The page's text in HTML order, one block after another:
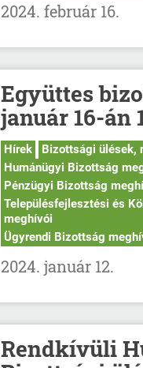
2024. február 16.
Együttes
január 16-án
Hírek
Bizottsági ülések,
Humánügyi Bizottság
Pénzügyi Bizottság
Településfejlesztési és
meghívói
Ügyrendi Bizottság
2024. január 12.
Rendkívüli